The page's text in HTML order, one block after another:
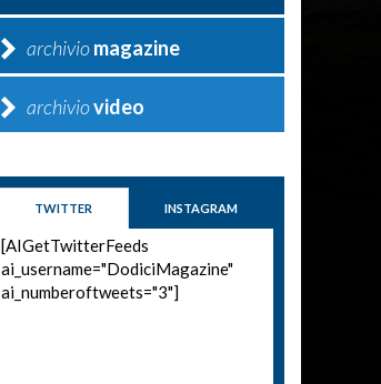
archiviomagazine
archiviovideo
TWITTER INSTAGRAM
[AIGetTwitterFeeds
ai_username="DodiciMagazine"
ai_numberoftweets="3"]